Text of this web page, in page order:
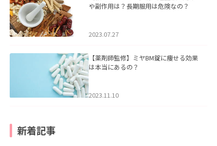
や副作用は？長期服用は危険なの？
2023.07.27
【薬剤師監修】ミヤBM錠に痩せる効果
は本当にあるの？
2023.11.10
新着記事